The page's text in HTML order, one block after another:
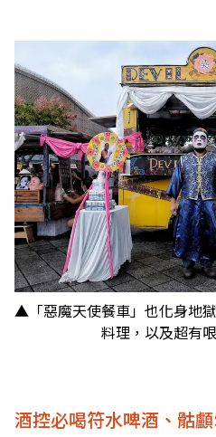
▲「惡魔天使餐車」也化身地
料理，以及超有
酒控必喝符水啤酒、骷